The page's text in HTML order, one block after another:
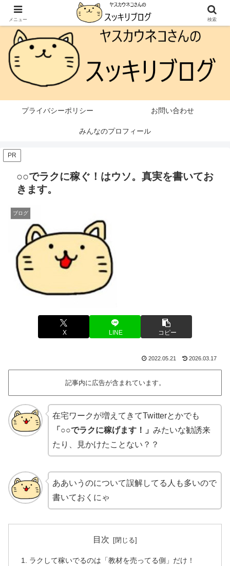
本ページはプロモーションが含まれています
プライバシーポリシー お問い合わせ
みんなのプロフィール
PR
○○でラクに稼ぐ！はウソ。真実を書いてお
きます。
ブログ
X LINE コピー
2022.05.21 2026.03.17
記事内に広告が含まれています。
在宅ワークが増えてきてTwitterとかでも
「○○でラクに稼げます！」 みたいな勧誘来
たり、見かけたことない？？
ああいうのについて誤解してる人も多いので
書いておくにゃ
目次
ラクして稼いでるのは「教材を売ってる側」だけ！
メニュー 検索